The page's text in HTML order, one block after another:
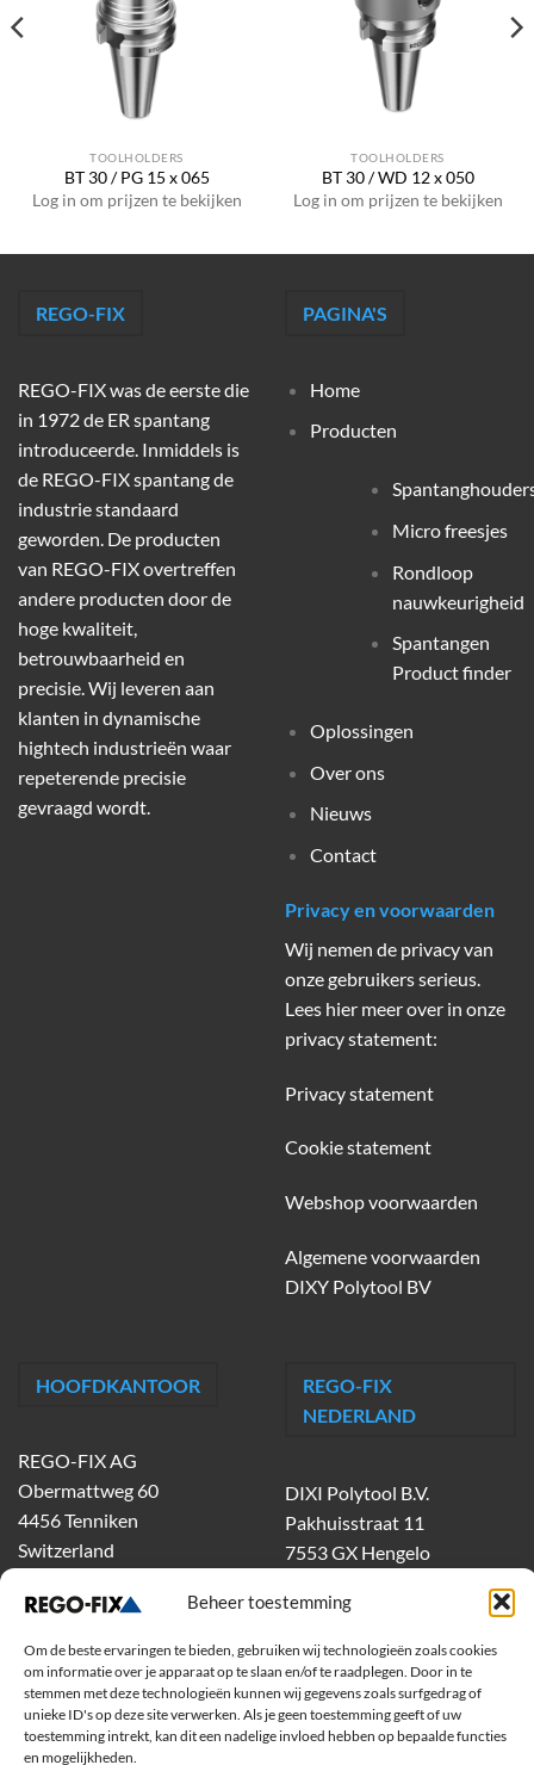
Beheer toestemming
Om de beste ervaringen te bieden, gebruiken wij technologieën zoals cookies
om informatie over je apparaat op te slaan en/of te raadplegen. Door in te
stemmen met deze technologieën kunnen wij gegevens zoals surfgedrag of
unieke ID's op deze site verwerken. Als je geen toestemming geeft of uw
toestemming intrekt, kan dit een nadelige invloed hebben op bepaalde functies
en mogelijkheden.
TOOLHOLDERS
BT 30 / PG 15 x 065
Log in om prijzen te bekijken
TOOLHOLDERS
BT 30 / WD 12 x 050
Log in om prijzen te bekijken
REGO-FIX
REGO-FIX was de eerste die
in 1972 de ER spantang
introduceerde. Inmiddels is
de REGO-FIX spantang de
industrie standaard
geworden. De producten
van REGO-FIX overtreffen
andere producten door de
hoge kwaliteit,
betrouwbaarheid en
precisie. Wij leveren aan
klanten in dynamische
hightech industrieën waar
repeterende precisie
gevraagd wordt.
PAGINA'S
Home
Producten
Micro freesjes
Rondloop
nauwkeurigheid
Spantangen
Product finder
Oplossingen
Over ons
Nieuws
Contact
Privacy en voorwaarden
Wij nemen de privacy van
onze gebruikers serieus.
Lees hier meer over in onze
privacy statement:
Privacy statement
Cookie statement
Webshop voorwaarden
Algemene voorwaarden
DIXY Polytool BV
HOOFDKANTOOR
REGO-FIX AG
Obermattweg 60
4456 Tenniken
Switzerland
REGO-FIX
NEDERLAND
DIXI Polytool B.V.
Pakhuisstraat 11
7553 GX Hengelo
dixiholland@dixi.com
www.dixipolytool.com
Volg ons op Youtube
Volg ons op Linkedin